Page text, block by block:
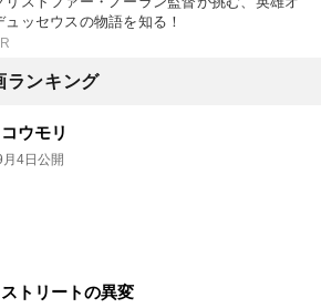
ュッセウスの物語を知る！
ランキング
ウモリ
4日公開
トリートの異変